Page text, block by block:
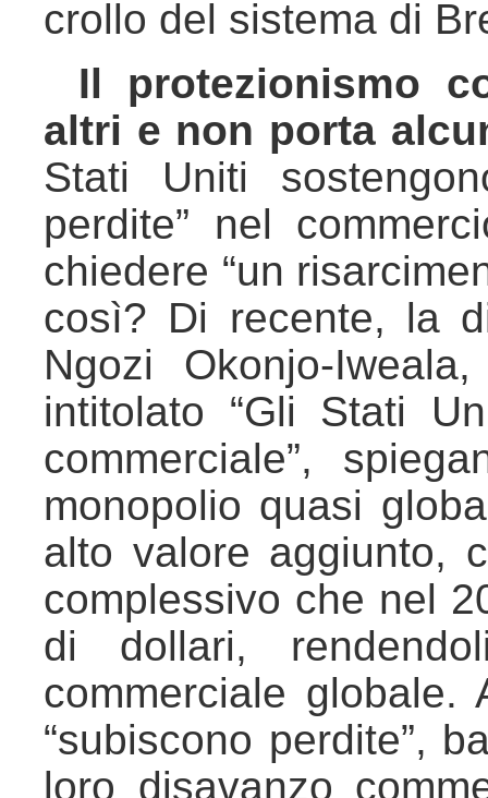
crollo del sistema di
Il protezionismo
altri e non porta
Stati Uniti
perdite” nel
chiedere “un
così? Di recente, la
Ngozi Okonjo-
intitolato “Gli Stati
commerciale”,
monopolio quasi
alto valore aggiunto,
complessivo che nel
di dollari,
commerciale globale.
“subiscono perdite”,
loro disavanzo